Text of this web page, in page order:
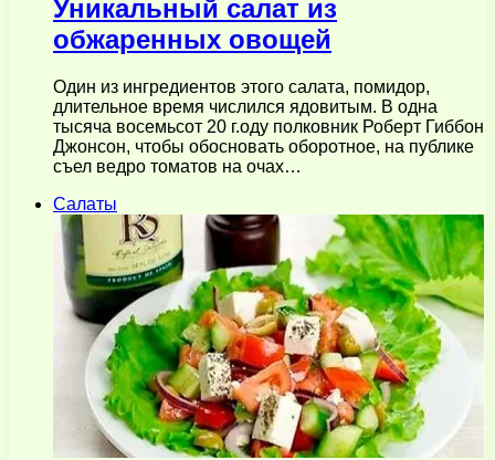
Уникальный салат из
обжаренных овощей
Один из ингредиентов этого салата, помидор,
длительное время числился ядовитым. В одна
тысяча восемьсот 20 г.оду полковник Роберт Гиббон
Джонсон, чтобы обосновать оборотное, на публике
съел ведро томатов на очах…
Салаты